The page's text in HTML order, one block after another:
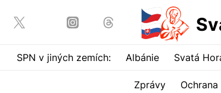
SPN v jiných zemích: Albánie Svatá
Zprávy